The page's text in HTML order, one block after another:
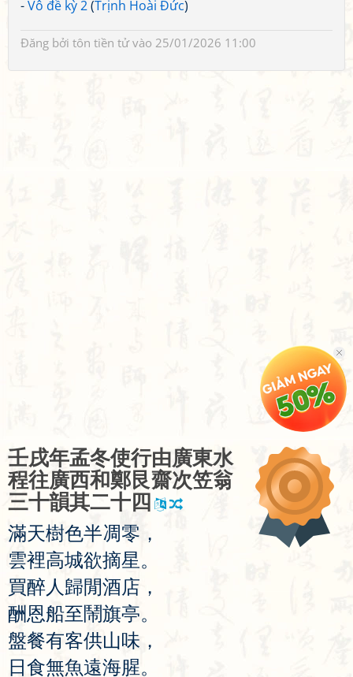
-Vô đề kỳ 2(Trịnh Hoài Đức)
Đăng bởi tôn tiền tửvào 25/01/2026 11:00
壬戌年孟冬使行由廣東水
程往廣西和鄭 艮齋次笠翁
三十韻其二十 四
滿天樹色半凋零 ，
雲裡高城欲摘星。
買醉人 歸閒酒店 ，
酬恩船至鬧旗亭。
盤餐有客供山味 ，
日 食無魚遠海腥。